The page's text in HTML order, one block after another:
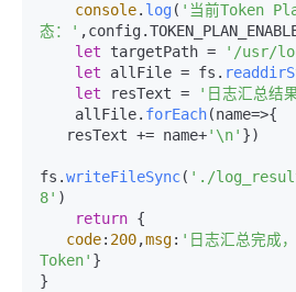
console. log ( '当前Token
态：' ,config.
let targetPath =
'/usr/
let allFile = fs.
let resText =
'日志汇总结
    allFile.
forEach(name=>{
   resText += name+
'\n' })
fs.writeFileSync( './
8' )
return {
code: 200,msg: '日志汇总完成
Token' }